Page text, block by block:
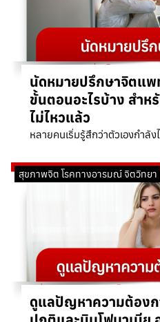
นัดหมายปรึกษาจิตแพ
ขั้นตอนอะไรบ้าง สำห
ไม่ไหวแล้ว
หลายคนเริ่มรู้สึกว่าตัวเองกำลั
สุขภาพจิต โรคทางอารมณ์ จิตวิทยา
ดูแลปัญหาความต้อง